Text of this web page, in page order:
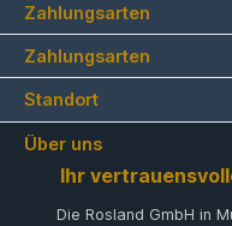
Zahlungsarten
Zahlungsarten
Standort
Über uns
Ihr
Die Rosland GmbH in